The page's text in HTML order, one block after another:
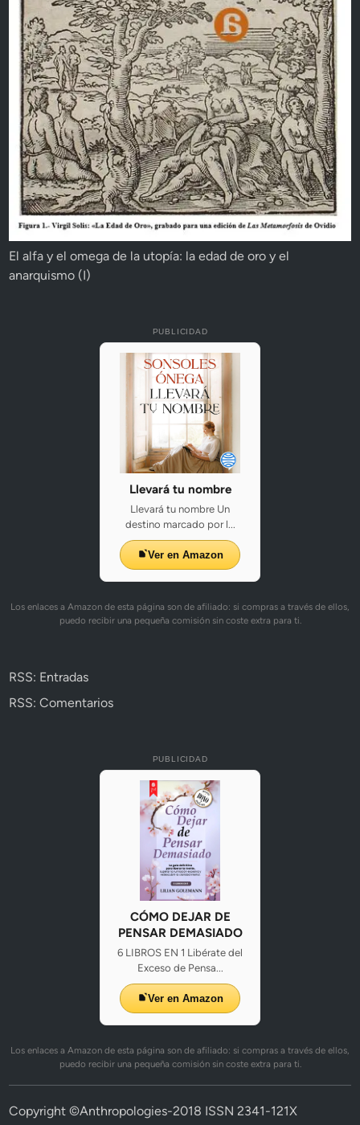
El alfa y el omega de la utopía: la edad de oro y el
anarquismo (I)
PUBLICIDAD
Llevará tu nombre
Llevará tu nombre Un
destino marcado por l...
Ver en Amazon
Los enlaces a Amazon de esta página son de afiliado: si compras a través de ellos,
puedo recibir una pequeña comisión sin coste extra para ti.
RSS: Entradas
RSS: Comentarios
PUBLICIDAD
CÓMO DEJAR DE
PENSAR DEMASIADO
6 LIBROS EN 1 Libérate del
Exceso de Pensa...
Ver en Amazon
Los enlaces a Amazon de esta página son de afiliado: si compras a través de ellos,
puedo recibir una pequeña comisión sin coste extra para ti.
Copyright ©Anthropologies-2018 ISSN 2341-121X